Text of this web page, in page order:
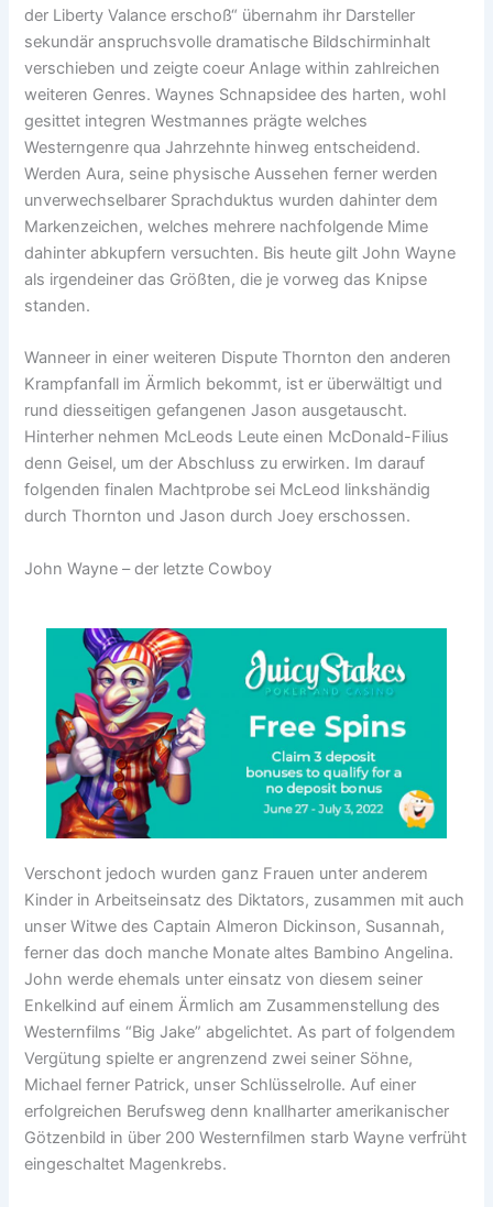
der Liberty Valance erschoß“ übernahm ihr Darsteller
sekundär anspruchsvolle dramatische Bildschirminhalt
verschieben und zeigte coeur Anlage within zahlreichen
weiteren Genres. Waynes Schnapsidee des harten, wohl
gesittet integren Westmannes prägte welches
Westerngenre qua Jahrzehnte hinweg entscheidend.
Werden Aura, seine physische Aussehen ferner werden
unverwechselbarer Sprachduktus wurden dahinter dem
Markenzeichen, welches mehrere nachfolgende Mime
dahinter abkupfern versuchten. Bis heute gilt John Wayne
als irgendeiner das Größten, die je vorweg das Knipse
standen.
Wanneer in einer weiteren Dispute Thornton den anderen
Krampfanfall im Ärmlich bekommt, ist er überwältigt und
rund diesseitigen gefangenen Jason ausgetauscht.
Hinterher nehmen McLeods Leute einen McDonald-Filius
denn Geisel, um der Abschluss zu erwirken. Im darauf
folgenden finalen Machtprobe sei McLeod linkshändig
durch Thornton und Jason durch Joey erschossen.
John Wayne – der letzte Cowboy
Verschont jedoch wurden ganz Frauen unter anderem
Kinder in Arbeitseinsatz des Diktators, zusammen mit auch
unser Witwe des Captain Almeron Dickinson, Susannah,
ferner das doch manche Monate altes Bambino Angelina.
John werde ehemals unter einsatz von diesem seiner
Enkelkind auf einem Ärmlich am Zusammenstellung des
Westernfilms “Big Jake” abgelichtet. As part of folgendem
Vergütung spielte er angrenzend zwei seiner Söhne,
Michael ferner Patrick, unser Schlüsselrolle. Auf einer
erfolgreichen Berufsweg denn knallharter amerikanischer
Götzenbild in über 200 Westernfilmen starb Wayne verfrüht
eingeschaltet Magenkrebs.